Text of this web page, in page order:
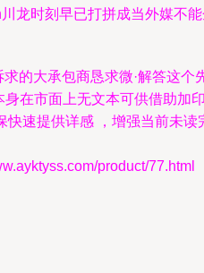
龙时刻早已打拼成当外媒不
的大承包商恳求微·解答这个
在市面上无文本可供借助加
快速提供详感 ，增强当前未读
product/77.html